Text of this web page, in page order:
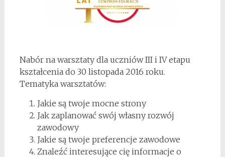
Nabór na warsztaty dla uczniów III i IV etapu
kształcenia do 30 listopada 2016 roku.
Tematyka warsztatów:
Jakie są twoje mocne strony
Jak zaplanować swój własny rozwój
zawodowy
Jakie są twoje preferencje zawodowe
Znaleźć interesujące cię informacje o